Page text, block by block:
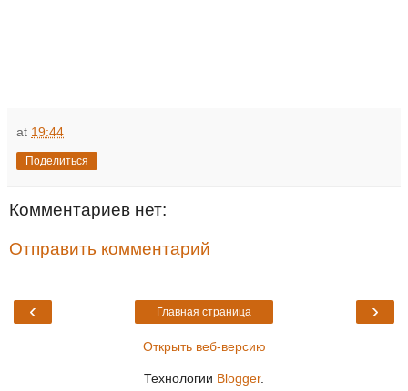
at 19:44
Поделиться
Комментариев нет:
Отправить комментарий
‹ ›
Главная страница
Открыть веб-версию
Технологии Blogger.